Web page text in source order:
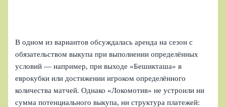
В одном из вариантов обсуждалась аренда на сезон с
обязательством выкупа при выполнении определённых
условий — например, при выходе «Бешикташа» в
еврокубки или достижении игроком определённого
количества матчей. Однако «Локомотив» не устроили ни
сумма потенциального выкупа, ни структура платежей: